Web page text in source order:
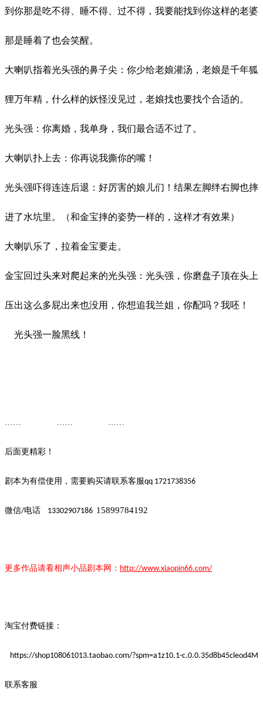
到你那是吃不得、睡不得、过不得，我要能找到你这样的老婆
那是睡着了也会笑醒。
大喇叭指着光头强的鼻子尖：你少给老娘灌汤，老娘是千年狐
狸万年精，什么样的妖怪没见过，老娘找也要找个合适的。
光头强：你离婚，我单身，我们最合适不过了。
大喇叭扑上去：你再说我撕你的嘴！
光头强吓得连连后退：好厉害的娘儿们！结果左脚绊右脚也摔
进了水坑里。（和金宝摔的姿势一样的，这样才有效果）
大喇叭乐了，拉着金宝要走。
金宝回过头来对爬起来的光头强：光头强，你磨盘子顶在头上
压出这么多屁出来也没用，你想追我兰姐，你配吗？我呸！
光头强一脸黑线！
后面更精彩！
剧本为有偿使用，需要购买请联系客服qq 1721738356
微信/电话 13302907186 15899784192
更多作品请看相声小品剧本网： http://www.xiaopin66.com/
淘宝付费链接：
https://shop108061013.taobao.com/?spm=a1z10.1-c.0.0.35d8b45cleod4M
联系客服